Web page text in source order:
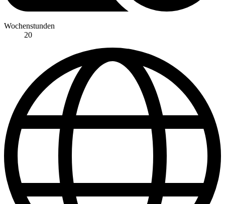
Wochenstunden
20